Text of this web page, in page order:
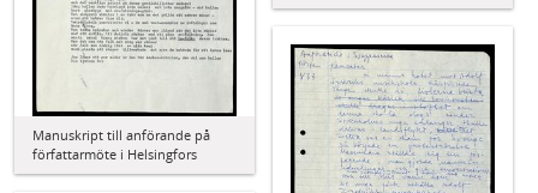
Manuskript till anförande på
författarmöte i Helsingfors